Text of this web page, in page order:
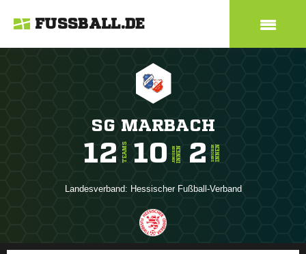
FUSSBALL.DE
SG MARBACH
12 TEAMS 10 JUNIORENINNEN 2 SENIORENINNEN
Landesverband: Hessischer Fußball-Verband
ANZEIGE